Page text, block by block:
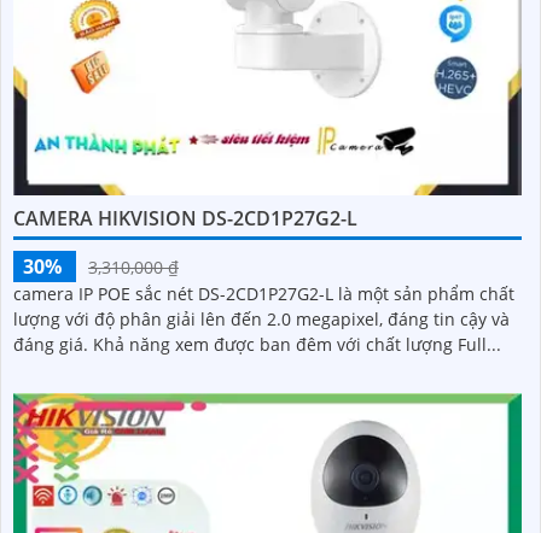
CAMERA HIKVISION DS-2CD1P27G2-L
30%
3,310,000 ₫
camera IP POE sắc nét DS-2CD1P27G2-L là một sản phẩm chất
lượng với độ phân giải lên đến 2.0 megapixel, đáng tin cậy và
đáng giá. Khả năng xem được ban đêm với chất lượng Full...